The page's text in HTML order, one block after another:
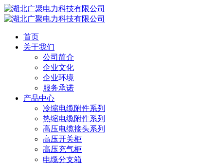
首页
关于我们
公司简介
企业文化
企业环境
服务承诺
产品中心
冷缩电缆附件系列
热缩电缆附件系列
高压电缆接头系列
高压开关柜
高压充气柜
电缆分支箱